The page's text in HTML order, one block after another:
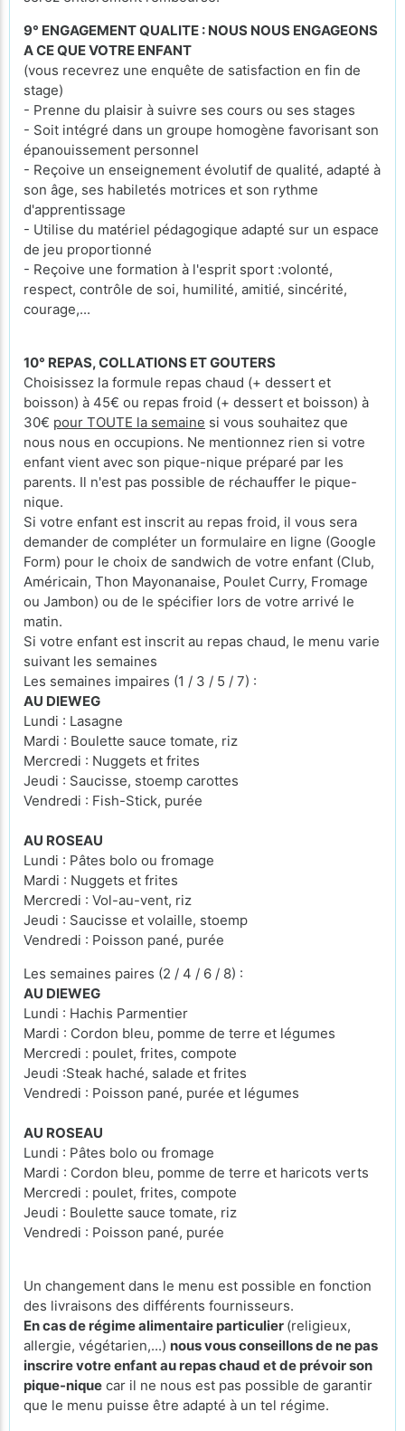
9° ENGAGEMENT QUALITE : NOUS NOUS ENGAGEONS
A CE QUE VOTRE ENFANT
(vous recevrez une enquête de satisfaction en fin de
stage)
- Prenne du plaisir à suivre ses cours ou ses stages
- Soit intégré dans un groupe homogène favorisant son
épanouissement personnel
- Reçoive un enseignement évolutif de qualité, adapté à
son âge, ses habiletés motrices et son rythme
d'apprentissage
- Utilise du matériel pédagogique adapté sur un espace
de jeu proportionné
- Reçoive une formation à l'esprit sport :volonté,
respect, contrôle de soi, humilité, amitié, sincérité,
courage,...
10° REPAS, COLLATIONS ET GOUTERS
Choisissez la formule repas chaud (+ dessert et
boisson) à 45€ ou repas froid (+ dessert et boisson) à
30€ pour TOUTE la semaine si vous souhaitez que
nous nous en occupions. Ne mentionnez rien si votre
enfant vient avec son pique-nique préparé par les
parents. Il n'est pas possible de réchauffer le pique-
nique.
Si votre enfant est inscrit au repas froid, il vous sera
demander de compléter un formulaire en ligne (Google
Form) pour le choix de sandwich de votre enfant (Club,
Américain, Thon Mayonanaise, Poulet Curry, Fromage
ou Jambon) ou de le spécifier lors de votre arrivé le
matin.
Si votre enfant est inscrit au repas chaud, le menu varie
suivant les semaines
Les semaines impaires (1 / 3 / 5 / 7) :
AU DIEWEG
Lundi : Lasagne
Mardi : Boulette sauce tomate, riz
Mercredi : Nuggets et frites
Jeudi : Saucisse, stoemp carottes
Vendredi : Fish-Stick, purée
AU ROSEAU
Lundi : Pâtes bolo ou fromage
Mardi : Nuggets et frites
Mercredi : Vol-au-vent, riz
Jeudi : Saucisse et volaille, stoemp
Vendredi : Poisson pané, purée
Les semaines paires (2 / 4 / 6 / 8) :
AU DIEWEG
Lundi : Hachis Parmentier
Mardi : Cordon bleu, pomme de terre et légumes
Mercredi : poulet, frites, compote
Jeudi :Steak haché, salade et frites
Vendredi : Poisson pané, purée et légumes
AU ROSEAU
Lundi : Pâtes bolo ou fromage
Mardi : Cordon bleu, pomme de terre et haricots verts
Mercredi : poulet, frites, compote
Jeudi : Boulette sauce tomate, riz
Vendredi : Poisson pané, purée
Un changement dans le menu est possible en fonction
des livraisons des différents fournisseurs.
En cas de régime alimentaire particulier (religieux,
allergie, végétarien,...) nous vous conseillons de ne pas
inscrire votre enfant au repas chaud et de prévoir son
pique-nique car il ne nous est pas possible de garantir
que le menu puisse être adapté à un tel régime.